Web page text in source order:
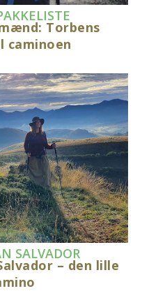
mænd: Torbens
caminoen
SALVADOR
– den lille